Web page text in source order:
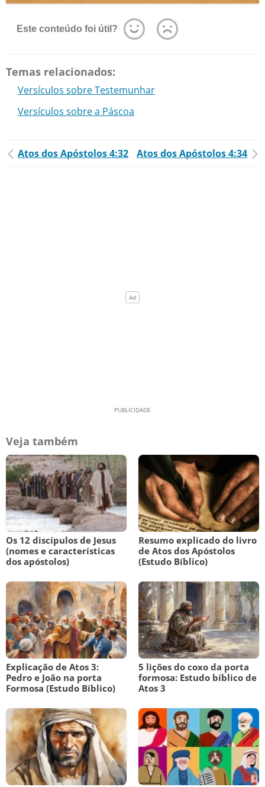
Este conteúdo foi útil?
Temas relacionados:
Versículos sobre Testemunhar
Versículos sobre a Páscoa
Atos dos Apóstolos 4:32 Atos dos Apóstolos 4:34
Veja também
Os 12 discípulos de Jesus
(nomes e características
dos apóstolos)
Resumo explicado do livro
de Atos dos Apóstolos
(Estudo Bíblico)
Explicação de Atos 3:
Pedro e João na porta
Formosa (Estudo Bíblico)
5 lições do coxo da porta
formosa: Estudo bíblico de
Atos 3